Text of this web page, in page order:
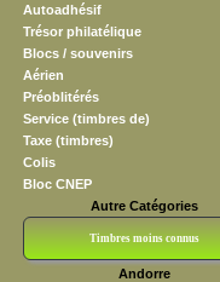
Autoadhésif
Trésor philatélique
Blocs / souvenirs
Aérien
Préoblitérés
Service (timbres de)
Taxe (timbres)
Colis
Bloc CNEP
Autre Catégories
Timbres moins connus
Andorre